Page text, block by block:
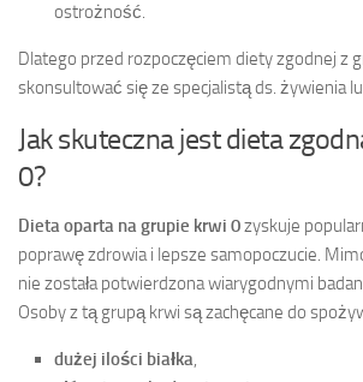
ostrożność.
Dlatego przed rozpoczęciem diety zgodnej z
skonsultować się ze specjalistą ds. żywienia
Jak skuteczna jest dieta
0?
Dieta oparta na grupie krwi 0zyskuje
poprawę zdrowia i lepsze samopoczucie.
nie została potwierdzona wiarygodnymi
Osoby z tą grupą krwi są zachęcane do
dużej ilości białka,